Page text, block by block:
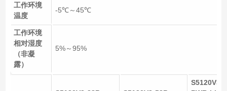
工作环境
温度
-5℃～45℃
工作环境
相对湿度
（非凝
露）
5%～95%
S5120V3-